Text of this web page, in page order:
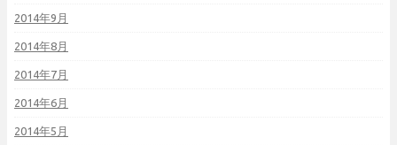
2014年9月
2014年8月
2014年7月
2014年6月
2014年5月